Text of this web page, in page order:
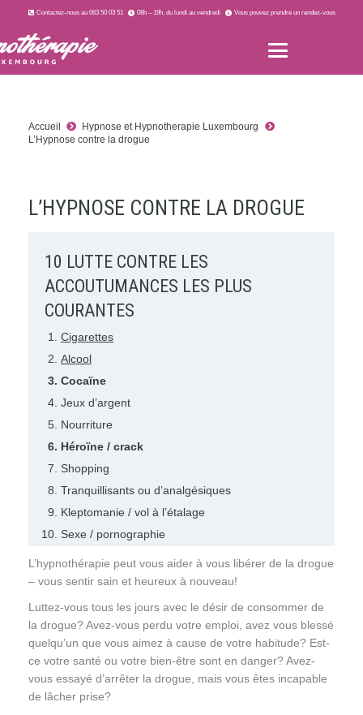
Contactez-nous au 063 50 03 51 08h – 19h, du lundi au vendredi Vous pouvez prendre un rendez-vous
Accueil
Hypnose et Hypnotherapie Luxembourg
L’Hypnose contre la drogue
L’HYPNOSE CONTRE LA DROGUE
10 LUTTE CONTRE LES
ACCOUTUMANCES LES PLUS
COURANTES
Cigarettes
Alcool
Cocaïne
Jeux d’argent
Nourriture
Héroïne / crack
Shopping
Tranquillisants ou d’analgésiques
Kleptomanie / vol à l’étalage
Sexe / pornographie
L’hypnothérapie peut vous aider à vous libérer de la drogue
– vous sentir sain et heureux à nouveau!
Luttez-vous tous les jours avec le désir de consommer de
la drogue? Avez-vous perdu votre emploi, avez vous blessé
quelqu’un que vous aimez à cause de votre habitude? Est-
ce votre santé ou votre bien-être sont en danger? Avez-
vous essayé d’arrêter la drogue, mais vous êtes incapable
de lâcher prise?